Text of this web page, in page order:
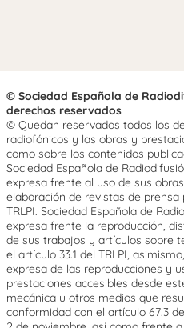
© Sociedad Española de
derechos reservados
© Quedan reservados todos los
radiofónicos y las obras y
como sobre los contenidos
Sociedad Española de
expresa frente al uso de sus
elaboración de revistas de prensa
TRLPI. Sociedad Española de
expresa frente la reproducción,
de sus trabajos y artículos sobre
el artículo 33.1 del TRLPI,
expresa de las reproducciones y
prestaciones accesibles desde
mecánica u otros medios que
conformidad con el artículo 67.3